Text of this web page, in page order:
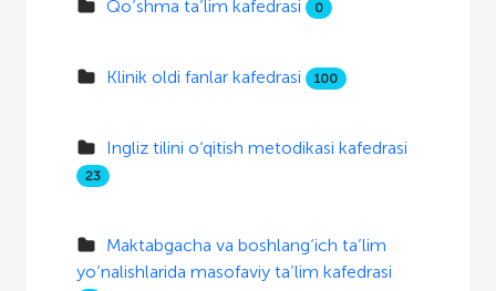
Qo‘shma ta’lim kafedrasi 0
Klinik oldi fanlar kafedrasi 100
Ingliz tilini o‘qitish metodikasi kafedrasi
23
Maktabgacha va boshlang‘ich ta’lim
yo‘nalishlarida masofaviy ta’lim kafedrasi